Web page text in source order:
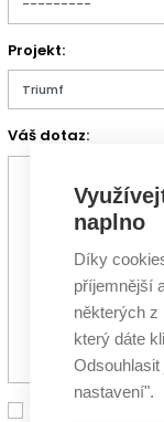
Projekt:
Váš dotaz:
Chci, aby se o
naplno
Díky
příjemnější
některých z
který dáte
nastavení".